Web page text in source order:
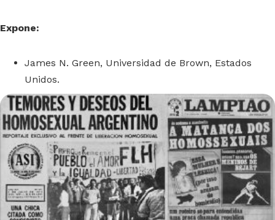
Expone:
James N. Green, Universidad de Brown, Estados
Unidos.